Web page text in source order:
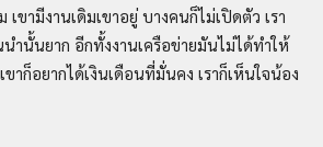
เขามีงานเดิมเขาอยู่ บางคนก็ไม่เปิดตัว เรา
ำนั้นยาก อีกทั้งงานเครือข่ายมันไม่ได้ทำให้
ขาก็อยากได้เงินเดือนที่มั่นคง เราก็เห็นใจน้อง